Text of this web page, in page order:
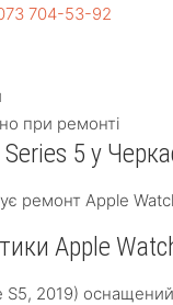
704-53-92
при ремонті
5 у
ремонт Apple
Apple
S5, 2019)